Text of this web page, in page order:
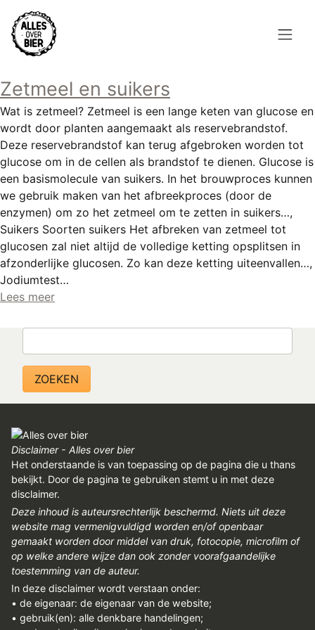
Overslaan
en
naar
gaan
Topmenu
PERS/PUBLICATIES
LINKS
Hoofdnavigatie
HOME
BROUWEN
BLOG
AANBOD
AGENDA
CONTACT
Zetmeel en suikers
Wat is zetmeel? Zetmeel is een lange keten van glucose en
wordt door planten aangemaakt als reservebrandstof.
Deze reservebrandstof kan terug afgebroken worden tot
glucose om in de cellen als brandstof te dienen. Glucose is
een basismolecule van suikers. In het brouwproces kunnen
we gebruik maken van het afbreekproces (door de
enzymen) om zo het zetmeel om te zetten in suikers…,
Suikers Soorten suikers Het afbreken van zetmeel tot
glucosen zal niet altijd de volledige ketting opsplitsen in
afzonderlijke glucosen. Zo kan deze ketting uiteenvallen…,
Jodiumtest…
Lees meer
Disclaimer - Alles over bier
Het onderstaande is van toepassing op de pagina die u thans
bekijkt. Door de pagina te gebruiken stemt u in met deze
disclaimer.
Deze inhoud is auteursrechterlijk beschermd. Niets uit deze
website mag vermenigvuldigd worden en/of openbaar
gemaakt worden door middel van druk, fotocopie, microfilm of
op welke andere wijze dan ook zonder voorafgaandelijke
toestemming van de auteur.
In deze disclaimer wordt verstaan onder:
• de eigenaar: de eigenaar van de website;
• gebruik(en): alle denkbare handelingen;